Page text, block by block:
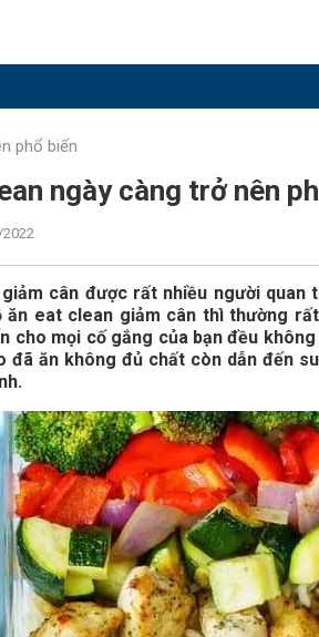
phổ biến
ngày càng trở nên
cân được rất nhiều người quan
eat clean giảm cân thì thường
cho mọi cố gắng của bạn đều
ăn không đủ chất còn dẫn đến